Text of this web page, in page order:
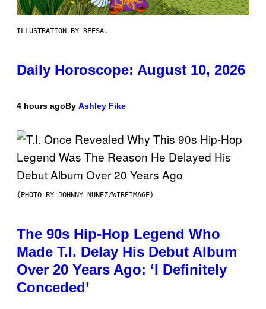
ILLUSTRATION BY REESA.
Daily Horoscope: August 10, 2026
4 hours agoBy Ashley Fike
(PHOTO BY JOHNNY NUNEZ/WIREIMAGE)
The 90s Hip-Hop Legend Who
Made T.I. Delay His Debut Album
Over 20 Years Ago: ‘I Definitely
Conceded’